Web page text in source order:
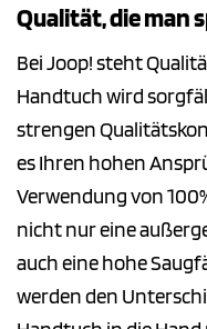
Qualität, die man
Bei Joop! steht
Handtuch wird
strengen
es Ihren hohen
Verwendung von
nicht nur eine
auch eine hohe
werden den